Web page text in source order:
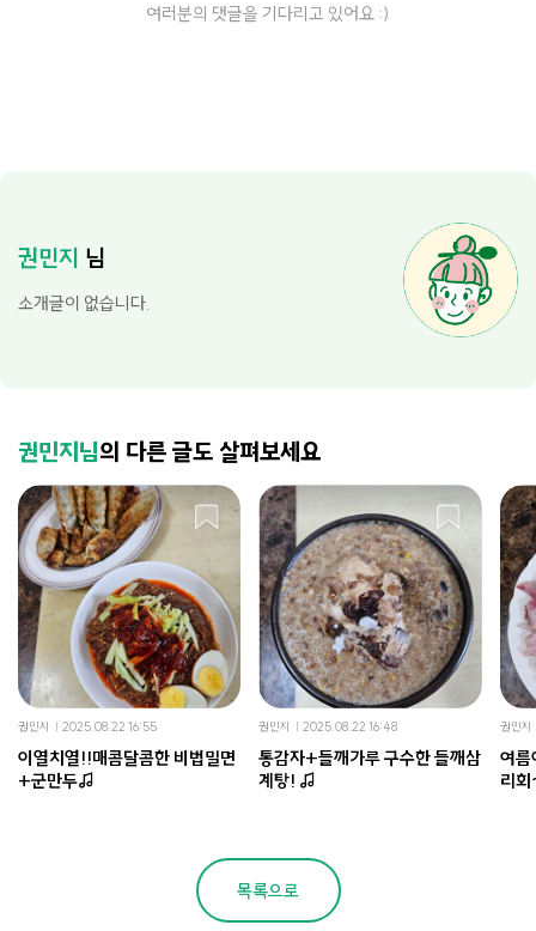
여러분의 댓글을 기다리고 있어요 :)
권민지 님
소개글이 없습니다.
권민지님의 다른 글도 살펴보세요
권민지 2025.08.22 16:55
이열치열!!매콤달콤한 비법밀면
+군만두♬
권민지 2025.08.22 16:48
통감자+들깨가루 구수한 들깨삼
계탕! ♬
권민지
여름
리
목록으로